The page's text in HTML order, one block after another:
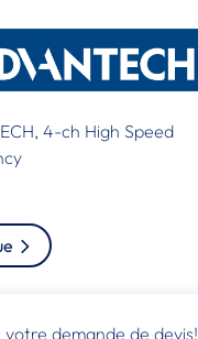
4-ch High Speed
votre demande de devis!